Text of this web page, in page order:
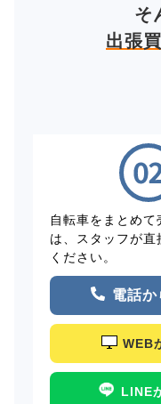
そ
出張
自転車をまとめ
は、スタッフが
ください。
電話
WEB
LINE